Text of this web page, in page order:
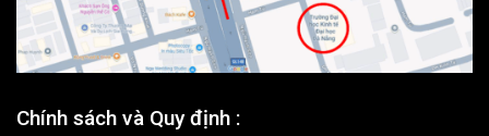
Chính sách và Quy định :